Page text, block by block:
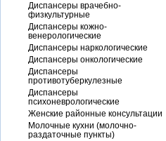
Диспансеры врачебно-
физкультурные
Диспансеры кожно-
венерологические
Диспансеры наркологические
Диспансеры онкологические
Диспансеры
противотуберкулезные
Диспансеры
психоневрологические
Женские районные консультации
Молочные кухни (молочно-
раздаточные пункты)